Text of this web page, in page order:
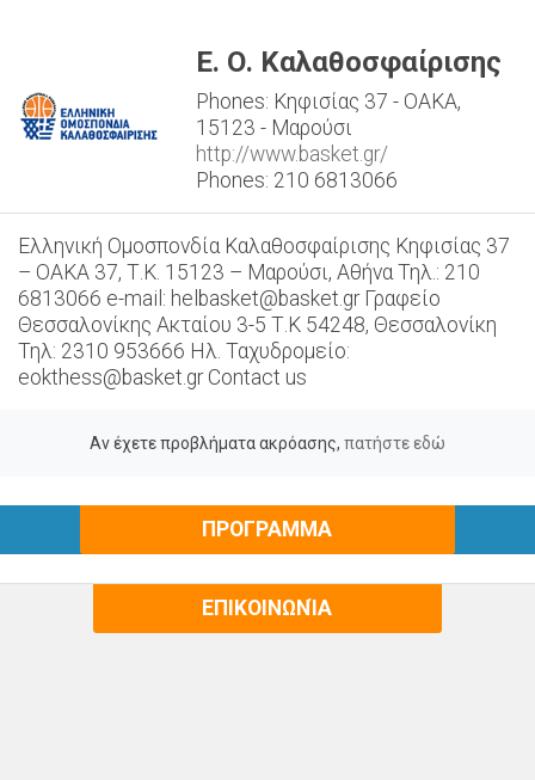
Ε. Ο. Καλαθοσφαίρισης
Phones: Κηφισίας 37 - ΟΑΚΑ,
15123 - Μαρούσι
http://www.basket.gr/
Phones: 210 6813066
Ελληνική Ομοσπονδία Καλαθοσφαίρισης Κηφισίας 37
– ΟΑΚΑ 37, Τ.Κ. 15123 – Μαρούσι, Αθήνα Τηλ.: 210
6813066 e-mail: helbasket@basket.gr Γραφείο
Θεσσαλονίκης Ακταίου 3-5 Τ.Κ 54248, Θεσσαλονίκη
Τηλ: 2310 953666 Ηλ. Ταχυδρομείο:
eokthess@basket.gr Contact us
Αν έχετε προβλήματα ακρόασης, πατήστε εδώ
ΠΡΟΓΡΑΜΜΑ
ΕΠΙΚΟΙΝΩΝΊΑ